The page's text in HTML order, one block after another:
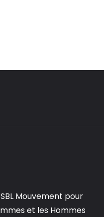
Mouvement pour
et les Hommes